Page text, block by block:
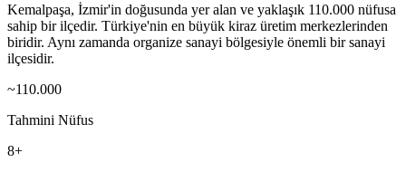
Kemalpaşa, İzmir'in doğusunda yer alan ve yaklaşık 110.000 nüfusa
sahip bir ilçedir. Türkiye'nin en büyük kiraz üretim merkezlerinden
biridir. Aynı zamanda organize sanayi bölgesiyle önemli bir sanayi
ilçesidir.
~110.000
Tahmini Nüfus
8+